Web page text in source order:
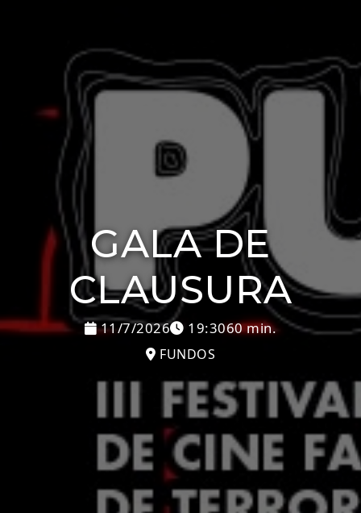
GALA DE
CLAUSURA
11/7/2026 19:3060 min.
FUNDOS